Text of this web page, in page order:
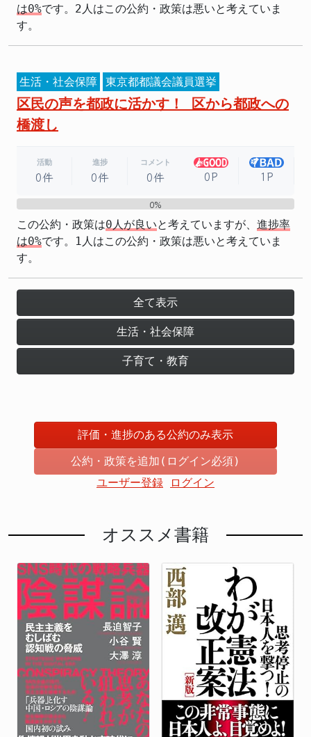
は0%です。2人はこの公約・政策は悪いと考えていま
す。
生活・社会保障 東京都都議会議員選挙
区民の声を都政に活かす！ 区から都政への
橋渡し
活動
0件
進捗
0件
コメント
0件 0P 1P
0%
この公約・政策は0人が良いと考えていますが、 進捗率
は0%です。1人はこの公約・政策は悪いと考えていま
す。
全て表示
生活・社会保障
子育て・教育
評価・進捗のある公約のみ表示
公約・政策を追加(ログイン必須)
ユーザー登録
ログイン
オススメ書籍